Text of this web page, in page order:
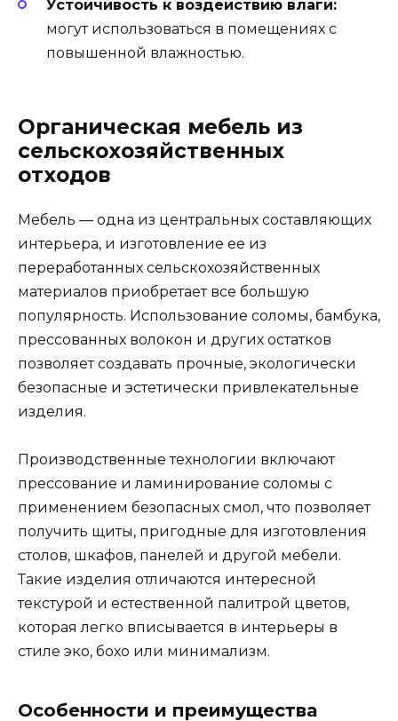
Устойчивость к воздействию влаги:
могут использоваться в помещениях с
повышенной влажностью.
Органическая мебель из
сельскохозяйственных
отходов
Мебель — одна из центральных составляющих
интерьера, и изготовление ее из
переработанных сельскохозяйственных
материалов приобретает все большую
популярность. Использование соломы, бамбука,
прессованных волокон и других остатков
позволяет создавать прочные, экологически
безопасные и эстетически привлекательные
изделия.
Производственные технологии включают
прессование и ламинирование соломы с
применением безопасных смол, что позволяет
получить щиты, пригодные для изготовления
столов, шкафов, панелей и другой мебели.
Такие изделия отличаются интересной
текстурой и естественной палитрой цветов,
которая легко вписывается в интерьеры в
стиле эко, бохо или минимализм.
Особенности и преимущества